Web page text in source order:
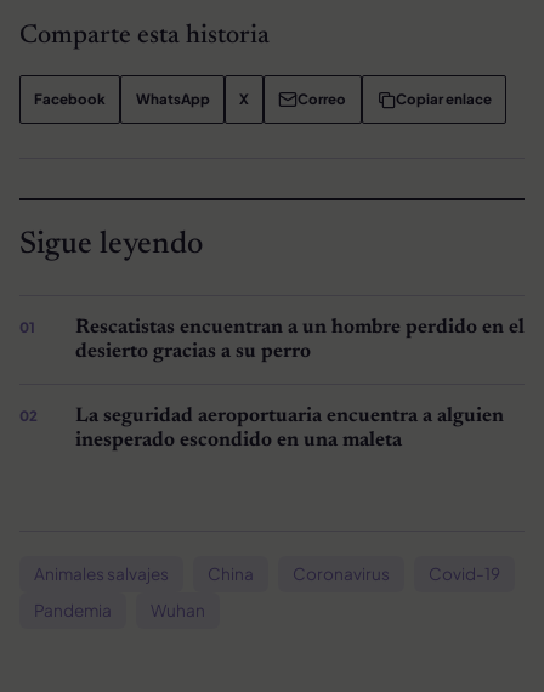
Comparte esta historia
Facebook WhatsApp X Correo Copiar enlace
Sigue leyendo
Rescatistas encuentran a un hombre perdido en el
desierto gracias a su perro
La seguridad aeroportuaria encuentra a alguien
inesperado escondido en una maleta
Animales salvajes China Coronavirus
Covid-19
Pandemia
Wuhan